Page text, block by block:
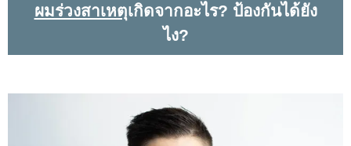
ผมร่วงสาเหตุเกิดจากอะไร? ป้องกันได้ยัง
ไง?